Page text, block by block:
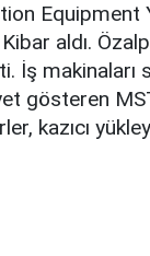
Equipment
aldı.
İş makinaları
gösteren
kazıcı